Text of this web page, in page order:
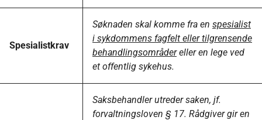
Spesialistkrav
Søknaden skal komme fra en spesialist
i sykdommens fagfelt eller tilgrensende
behandlingsområdereller en lege ved
et offentlig sykehus.
Saksbehandler utreder saken, jf.
forvaltningsloven § 17. Rådgiver gir en